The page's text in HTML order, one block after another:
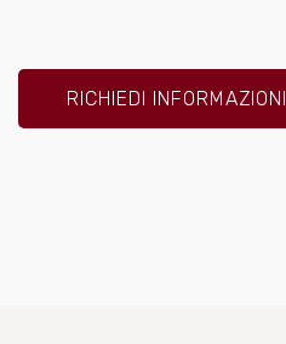
RICHIEDI INFORMAZIONI